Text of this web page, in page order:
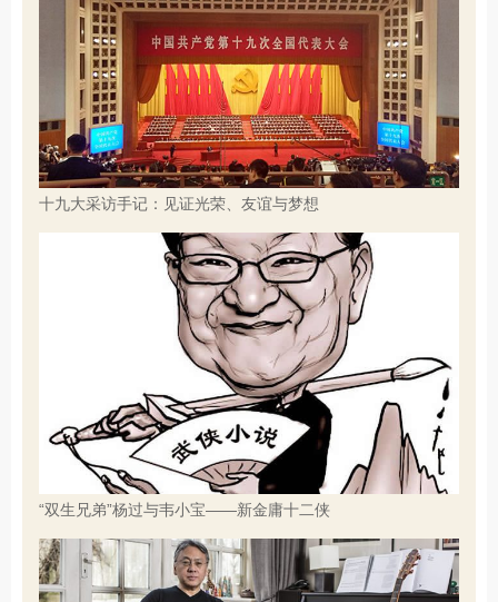
十九大采访手记：见证光荣、友谊与梦想
“双生兄弟”杨过与韦小宝——新金庸十二侠